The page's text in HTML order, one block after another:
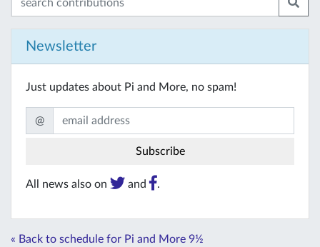
Newsletter
Just updates about Pi and More, no spam!
@
All news also on and .
« Back to schedule for Pi and More 9½